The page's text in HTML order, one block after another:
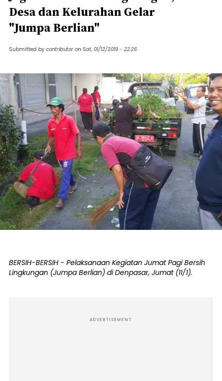
Desa dan Kelurahan Gelar
"Jumpa Berlian"
Submitted by contributor on Sat, 01/12/2019 - 22:26
BERSIH-BERSIH - Pelaksanaan Kegiatan Jumat Pagi Bersih
Lingkungan (Jumpa Berlian) di Denpasar, Jumat (11/1).
ADVERTISEMENT